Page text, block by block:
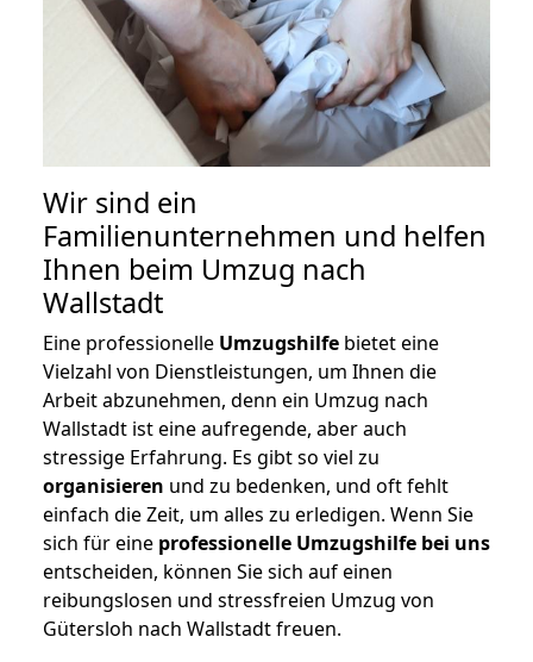
Wir sind ein
Familienunternehmen und helfen
Ihnen beim Umzug nach
Wallstadt
Eine professionelle Umzugshilfe bietet eine
Vielzahl von Dienstleistungen, um Ihnen die
Arbeit abzunehmen, denn ein Umzug nach
Wallstadt ist eine aufregende, aber auch
stressige Erfahrung. Es gibt so viel zu
organisieren und zu bedenken, und oft fehlt
einfach die Zeit, um alles zu erledigen. Wenn Sie
sich für eine professionelle Umzugshilfe bei uns
entscheiden, können Sie sich auf einen
reibungslosen und stressfreien Umzug von
Gütersloh nach Wallstadt freuen.